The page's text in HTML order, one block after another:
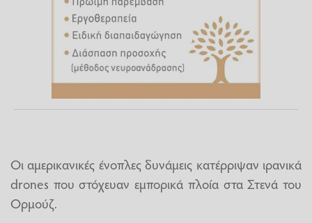
Οι αμερικανικές ένοπλες δυνάμεις κατέρριψαν ιρανικά
drones που στόχευαν εμπορικά πλοία στα Στενά του
Ορμούζ.